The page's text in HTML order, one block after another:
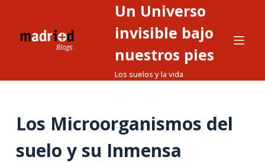
o
Un Universo
invisible bajo
nuestros pies
Los suelos y la vida
Los Microorganismos del
suelo y su Inmensa